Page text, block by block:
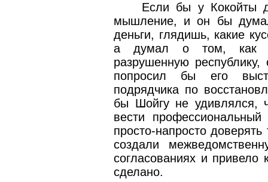
Если бы у Кокойты
мышление, и он бы
деньги, глядишь, какие
а думал о том, как
разрушенную
попросил бы его
подрядчика по
бы Шойгу не
вести
просто-напросто
создали
согласованиях и
сделано.